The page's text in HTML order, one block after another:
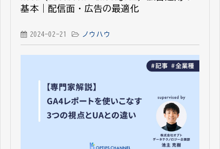
基本｜配信面・広告の最適化
2024-02-21 ノウハウ